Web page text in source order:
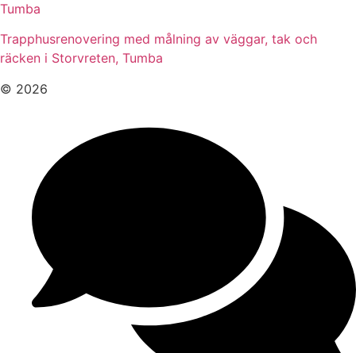
Tumba
Trapphusrenovering med målning av väggar, tak och
räcken i Storvreten, Tumba
© 2026